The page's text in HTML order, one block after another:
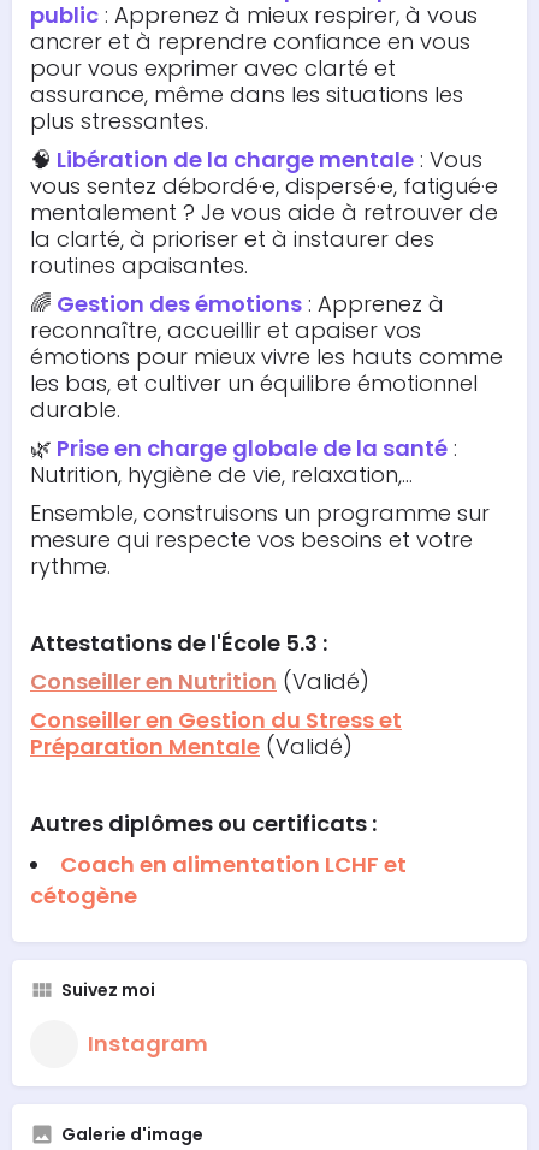
public : Apprenez à mieux respirer, à vous
ancrer et à reprendre confiance en vous
pour vous exprimer avec clarté et
assurance, même dans les situations les
plus stressantes.
🧠 Libération de la charge mentale : Vous
vous sentez débordé·e, dispersé·e, fatigué·e
mentalement ? Je vous aide à retrouver de
la clarté, à prioriser et à instaurer des
routines apaisantes.
🌈 Gestion des émotions : Apprenez à
reconnaître, accueillir et apaiser vos
émotions pour mieux vivre les hauts comme
les bas, et cultiver un équilibre émotionnel
durable.
🌿 Prise en charge globale de la santé :
Nutrition, hygiène de vie, relaxation,…
Ensemble, construisons un programme sur
mesure qui respecte vos besoins et votre
rythme.
Attestations de l'École 5.3 :
Conseiller en Nutrition (Validé)
Conseiller en Gestion du Stress et
Préparation Mentale (Validé)
Autres diplômes ou certificats :
Coach en alimentation LCHF et
cétogène
Suivez moi
Instagram
Galerie d'image